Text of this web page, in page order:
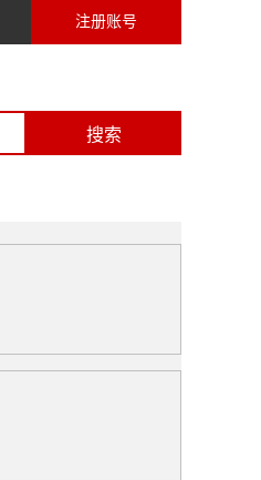
注册账号
搜索